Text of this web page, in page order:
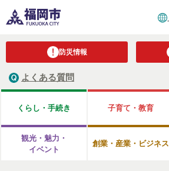
防災情報
よくある質問
くらし・手続き 子育て・教育
観光・魅力・
イベント
創業・産業・ビジネス